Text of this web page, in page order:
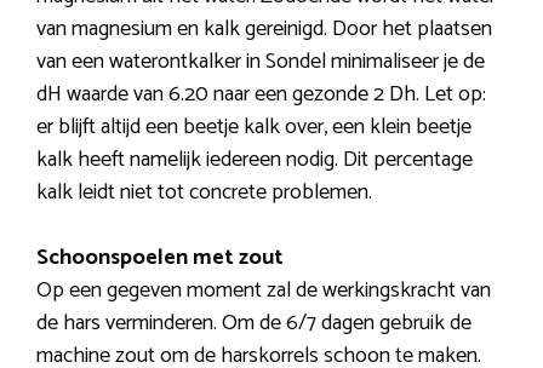
van magnesium en kalk gereinigd. Door het plaatsen
van een waterontkalker in Sondel minimaliseer je de
dH waarde van 6.20 naar een gezonde 2 Dh. Let op:
er blijft altijd een beetje kalk over, een klein beetje
kalk heeft namelijk iedereen nodig. Dit percentage
kalk leidt niet tot concrete problemen.
Schoonspoelen met zout
Op een gegeven moment zal de werkingskracht van
de hars verminderen. Om de 6/7 dagen gebruik de
machine zout om de harskorrels schoon te maken.